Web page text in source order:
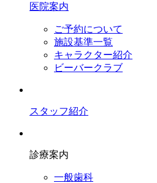
医院案内
ご予約について
施設基準一覧
キャラクター紹介
ビーバークラブ
スタッフ紹介
診療案内
一般歯科